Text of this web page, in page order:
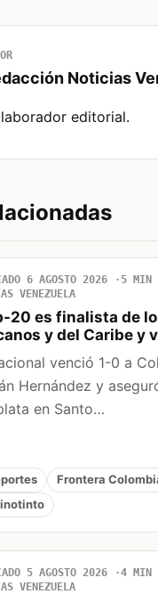
Noticias
editorial.
6 AGOSTO 2026
5 MIN
VENEZUELA
20 es finalista de
y del Caribe y
venció 1-0 a
Hernández y
en Santo…
Frontera
5 AGOSTO 2026
4 MIN
VENEZUELA